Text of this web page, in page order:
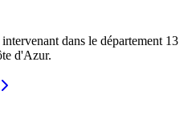
dans le département 13
d'Azur.